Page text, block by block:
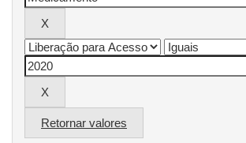
Retornar valores